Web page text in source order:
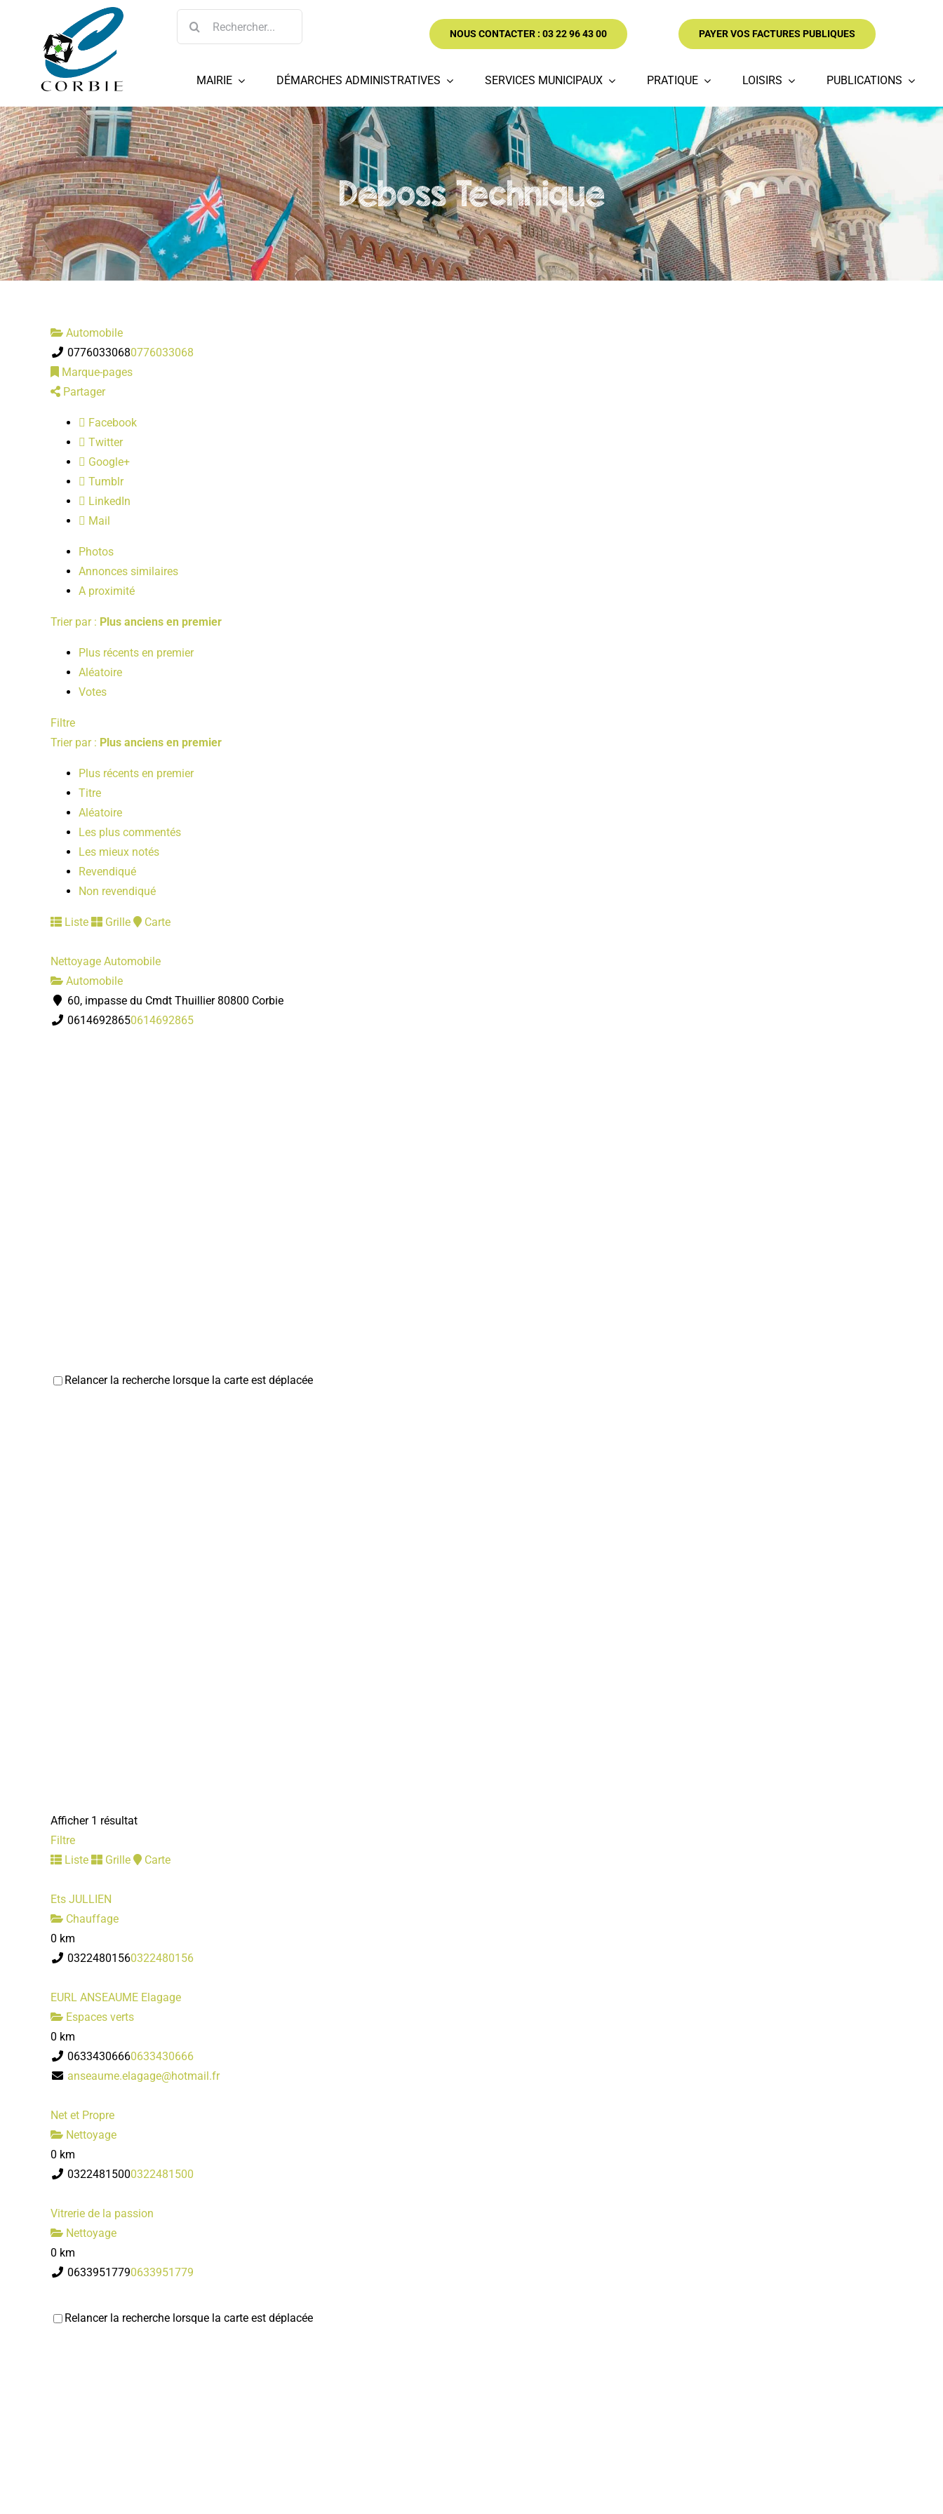
Rechercher:
NOUS CONTACTER : 03 22 96 43 00 PAYER VOS FACTURES PUBLIQUES
MAIRIE DÉMARCHES ADMINISTRATIVES SERVICES MUNICIPAUX PRATIQUE LOISIRS PUBLICATIONS
Deboss Technique
Automobile
07760330680776033068
Marque-pages
Partager
Facebook
Twitter
Google+
Tumblr
LinkedIn
Mail
Photos
Annonces similaires
A proximité
Trier par : Plus anciens en premier
Plus récents en premier
Aléatoire
Votes
Filtre
Trier par : Plus anciens en premier
Plus récents en premier
Titre
Aléatoire
Les plus commentés
Les mieux notés
Revendiqué
Non revendiqué
Liste Grille Carte
Nettoyage Automobile
Automobile
60, impasse du Cmdt Thuillier 80800 Corbie
06146928650614692865
Relancer la recherche lorsque la carte est déplacée
Afficher 1 résultat
Filtre
Liste
Grille Carte
Ets JULLIEN
Chauffage
0 km
03224801560322480156
EURL ANSEAUME Elagage
Espaces verts
0 km
06334306660633430666
anseaume.elagage@hotmail.fr
Net et Propre
Nettoyage
0 km
03224815000322481500
Vitrerie de la passion
Nettoyage
0 km
06339517790633951779
Relancer la recherche lorsque la carte est déplacée